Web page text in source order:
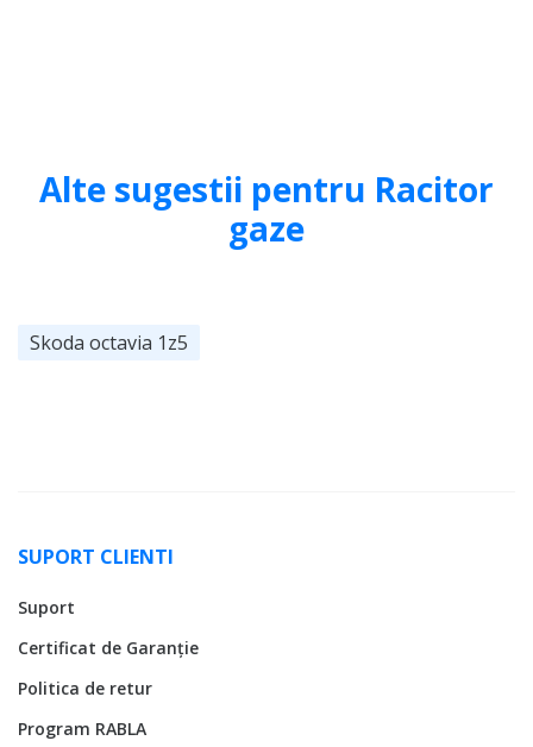
Alte sugestii pentru Racitor
gaze
Skoda octavia 1z5
SUPORT CLIENTI
Suport
Certificat de Garanție
Politica de retur
Program RABLA